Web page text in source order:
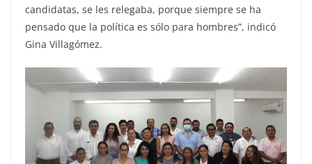
candidatas, se les relegaba, porque siempre se ha
pensado que la política es sólo para hombres”, indicó
Gina Villagómez.